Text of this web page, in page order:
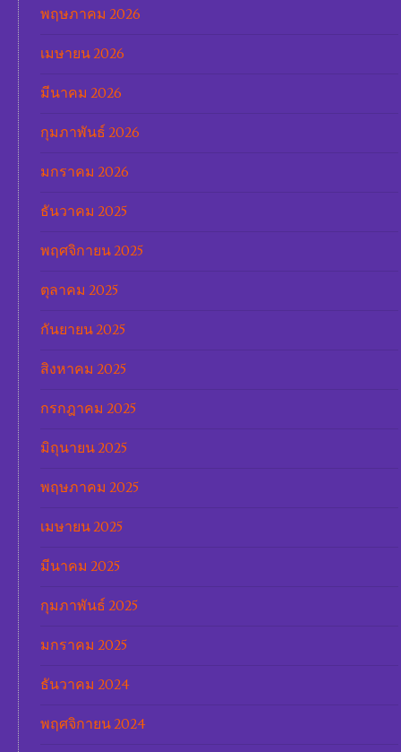
พฤษภาคม 2026
เมษายน 2026
มีนาคม 2026
กุมภาพันธ์ 2026
มกราคม 2026
ธันวาคม 2025
พฤศจิกายน 2025
ตุลาคม 2025
กันยายน 2025
สิงหาคม 2025
กรกฎาคม 2025
มิถุนายน 2025
พฤษภาคม 2025
เมษายน 2025
มีนาคม 2025
กุมภาพันธ์ 2025
มกราคม 2025
ธันวาคม 2024
พฤศจิกายน 2024